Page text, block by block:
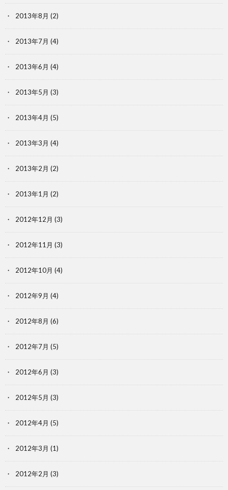
2013年8月 (2)
2013年7月 (4)
2013年6月 (4)
2013年5月 (3)
2013年4月 (5)
2013年3月 (4)
2013年2月 (2)
2013年1月 (2)
2012年12月 (3)
2012年11月 (3)
2012年10月 (4)
2012年9月 (4)
2012年8月 (6)
2012年7月 (5)
2012年6月 (3)
2012年5月 (3)
2012年4月 (5)
2012年3月 (1)
2012年2月 (3)